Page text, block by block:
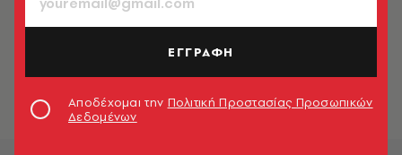
Τζέικομπς. Και αυτό είναι μόνο η
Λεμονιά Καψάλη
ΕΓΓΡΑΦΗ
Αποδέχομαι την Πολιτική Προστασίας Προσωπικών
Δεδομένων